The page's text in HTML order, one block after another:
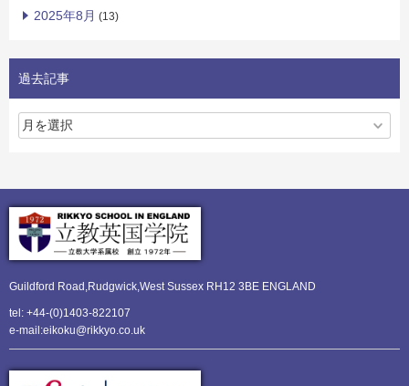
2025年8月 (13)
過去記事
Guildford Road,Rudgwick,West Sussex RH12 3BE ENGLAND
tel: +44-(0)1403-822107
e-mail:eikoku@rikkyo.co.uk